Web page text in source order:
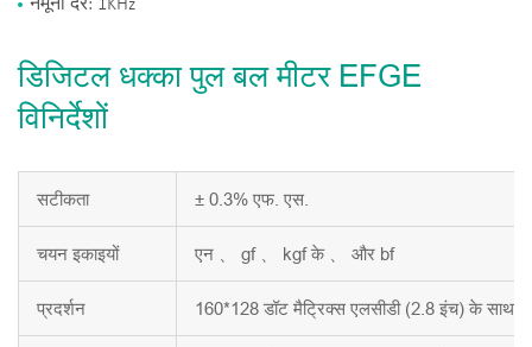
नमूना दर: 1KHz
डिजिटल धक्का पुल बल मीटर EFGE
विनिर्देशों
सटीकता ± 0.3% एफ. एस.
चयन इकाइयों एन 、 gf 、 kgf के 、 और bf
प्रदर्शन 160*128 डॉट मैट्रिक्स एलसीडी (2.8 इंच) के साथ